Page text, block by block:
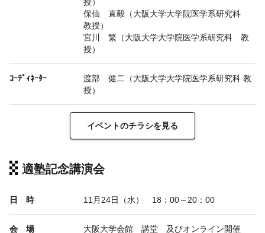
授）
保仙 直毅（大阪大学大学院医学系研究科
教授）
宮川 繁（大阪大学大学院医学系研究科 教
授）
ｺｰﾃﾞｨﾈｰﾀｰ
渡部 健二（大阪大学大学院医学系研究科 教
授）
イベントのチラシを見る
適塾記念講演会
日 時 11月24日（水） 18：00～20：00
会 場 大阪大学会館 講堂 及びオンライン開催